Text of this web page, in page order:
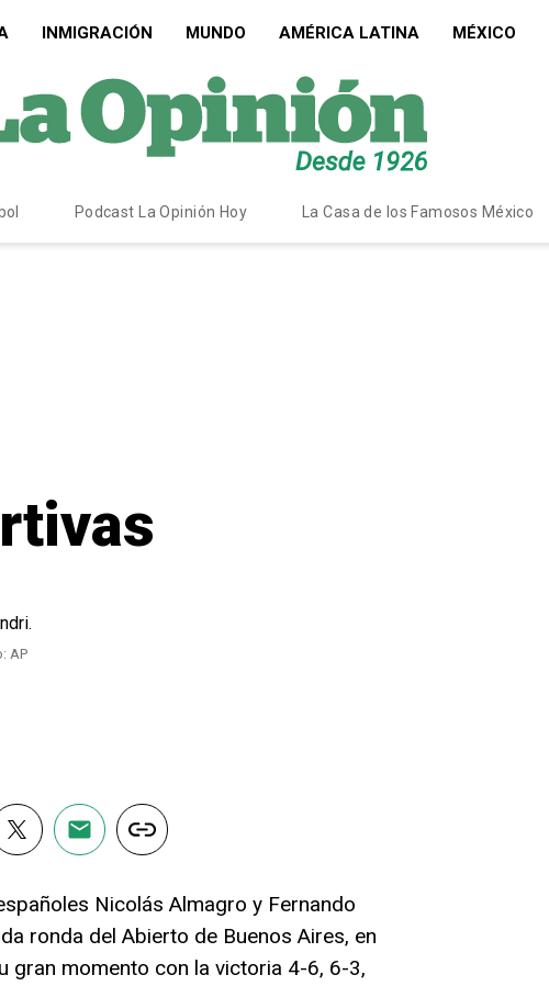
INMIGRACIÓN MUNDO AMÉRICA LATINA MÉXICO
Podcast La Opinión Hoy La Casa de los Famosos México
AP
Nicolás Almagro y Fernando
ronda del Abierto de Buenos Aires, en
gran momento con la victoria 4-6, 6-3,